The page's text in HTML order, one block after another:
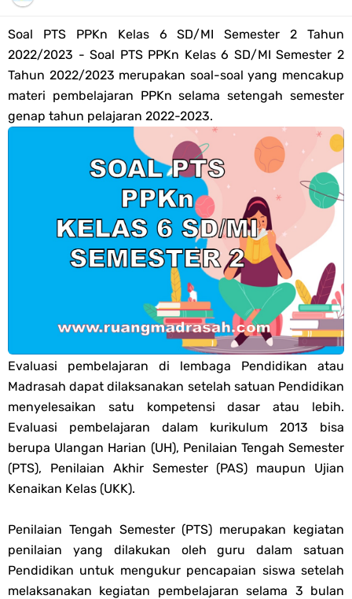
Bank Soal PAT Semester 2 Kelas 4 SD/MI Tahun 2026
Pendaftaran Akun Google Workspace bagi GTK Madrasah
Panduan GOOGLE WORKSPACE (GWS) Untuk Guru Madrasah
Bank Soal ASAT/PAT Kelas 5 SD/MI Kurikulum Merdeka Tahun 2026
Bank Soal PAT Kelas 6 SD/MI Semester 2 Kurikulum Merdeka Tahun
2026
Kisi-kisi Soal US/UM Jenjang SD/MI Tahun 2026 Lengkap
POS UM Jenjang MI, MTs Dan MA Tahun 2026
Jawaban Tugas Mandiri Dan Tugas Refleksi Modul Pedagogik SKI
PPG 2025
Jawaban Tugas Mandiri Dan Tugas Refleksi Modul Pedagogik Fiqih
PPG 2025
Jawaban Tugas Mandiri Dan Tugas Refleksi Modul Pedagogik Akidah
Akhlak PPG 2025
Jawaban Tugas Mandiri Dan Tugas Refleksi Modul Pedagogik Al-
Soal PTS PPKn Kelas 6 SD/MI Semester 2 Tahun
2022/2023 - Soal PTS PPKn Kelas 6 SD/MI Semester 2
Tahun 2022/2023 merupakan soal-soal yang mencakup
materi pembelajaran PPKn selama setengah semester
genap tahun pelajaran 2022-2023.
Evaluasi pembelajaran di lembaga Pendidikan atau
Madrasah dapat dilaksanakan setelah satuan Pendidikan
menyelesaikan satu kompetensi dasar atau lebih.
Evaluasi pembelajaran dalam kurikulum 2013 bisa
berupa Ulangan Harian (UH), Penilaian Tengah Semester
(PTS), Penilaian Akhir Semester (PAS) maupun Ujian
Kenaikan Kelas (UKK).
Penilaian Tengah Semester (PTS) merupakan kegiatan
penilaian yang dilakukan oleh guru dalam satuan
Pendidikan untuk mengukur pencapaian siswa setelah
melaksanakan kegiatan pembelajaran selama 3 bulan